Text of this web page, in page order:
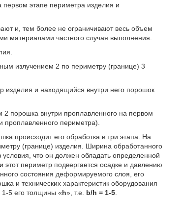
первом этапе периметра изделия и
и, тем более не ограничивают весь объем
материалами частного случая выполнения.
излучением 2 по периметру (границе) 3
изделия и находящийся внутри него порошок
2 порошка внутри проплавленного на первом
проплавленного периметра).
происходит его обработка в три этапа. На
(границе) изделия. Ширина обработанного
условия, что он должен обладать определенной
периметр подвергается осадке и давлению
состояния деформируемого слоя, его
и технических характеристик оборудования
1-5 его толщины «h», т.е. b/h = 1-5